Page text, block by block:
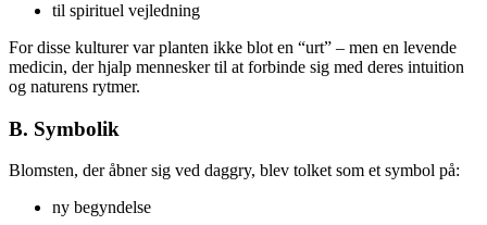
til spirituel vejledning
For disse kulturer var planten ikke blot en “urt” – men en levende
medicin, der hjalp mennesker til at forbinde sig med deres intuition
og naturens rytmer.
B. Symbolik
Blomsten, der åbner sig ved daggry, blev tolket som et symbol på:
ny begyndelse